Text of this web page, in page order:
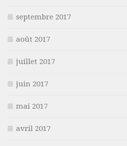
septembre 2017
août 2017
juillet 2017
juin 2017
mai 2017
avril 2017